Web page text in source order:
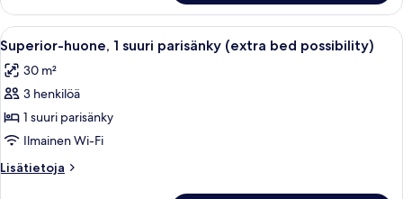
1
suuri
parisänky
Avaa
kaikki
huonetyypin
Superior-
huone,
1
suuri
parisänky
Moderni makuuhuone, jossa on
5
Superior-huone, 1 suuri parisänky (extra bed possibility)
30 m²
3 henkilöä
1 suuri parisänky
Ilmainen Wi-Fi
Lisätietoja
Lisätietoja